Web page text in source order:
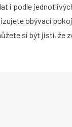
i podle
obývací
si být jistí, že